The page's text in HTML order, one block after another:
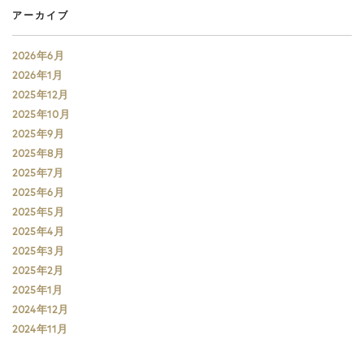
アーカイブ
2026年6月
2026年1月
2025年12月
2025年10月
2025年9月
2025年8月
2025年7月
2025年6月
2025年5月
2025年4月
2025年3月
2025年2月
2025年1月
2024年12月
2024年11月